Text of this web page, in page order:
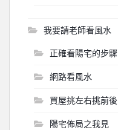
我要請老師看風水
正確看陽宅的步驟
網路看風水
買屋挑左右挑前後
陽宅佈局之我見